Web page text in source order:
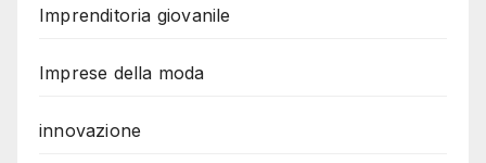
Imprenditoria giovanile
Imprese della moda
innovazione